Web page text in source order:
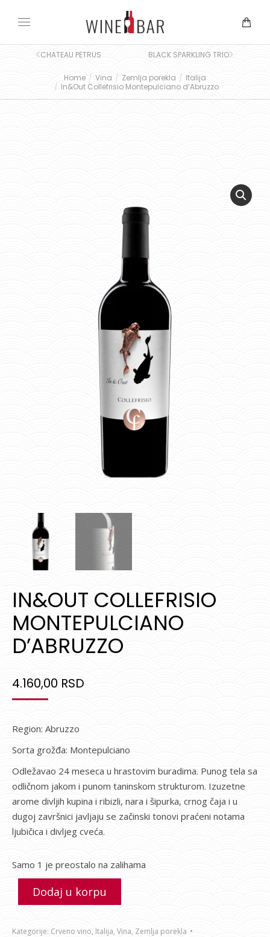
You are here:Home Vina Zemlja porekla
Italija
In&Out Collefrisio Montepulciano d’Abruzzo
CHATEAU PETRUS BLACK SPARKLING TRIO
IN&OUT COLLEFRISIO
MONTEPULCIANO
D’ABRUZZO
4.160,00 RSD
Region: Abruzzo
Sorta grožđa: Montepulciano
Odležavao 24 meseca u hrastovim buradima. Punog tela sa
odličnom jakom i punom taninskom strukturom. Izuzetne
arome divljih kupina i ribizli, nara i šipurka, crnog čaja i u
dugoj završnici javljaju se začinski tonovi praćeni notama
ljubičica i divljeg cveća.
Samo 1 je preostalo na zalihama
Dodaj u korpu
Kategorije: Crveno vino, Italija, Vina, Zemlja porekla